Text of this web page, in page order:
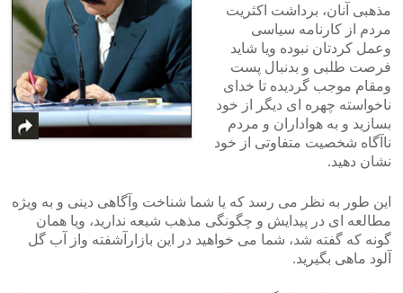
مذهبی آنان، برداشت اکثریت
مردم از کارنامه سیاسی
وعمل کردتان نبوده ویا شاید
فرصت طلبی و بدنبال پست
ومقام موجب گردیده تا خدای
ناخواسته چهره ای دیگر از خود
بسازید و به هواداران و مردم
ناآگاه شخصیت متفاوتی از خود
نشان دهید.
این طور به نظر می رسد که یا شما شناخت وآگاهی دینی و به ویژه
مطالعه ای در پیدایش و چگونگی مذهب شیعه ندارید، ویا همان
گونه که گفته شد، شما می خواهید در این بازارآشفته واز آب گل
آلود ماهی بگیرید.